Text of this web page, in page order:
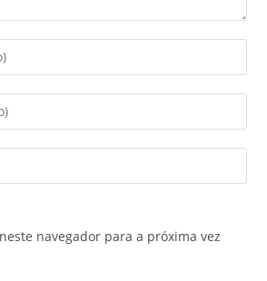
navegador para a próxima vez